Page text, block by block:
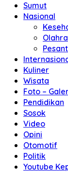
Sumut
Nasional
Kuliner
Wisata
Foto –
Pendidikan
Sosok
Video
Opini
Otomotif
Politik
Youtube